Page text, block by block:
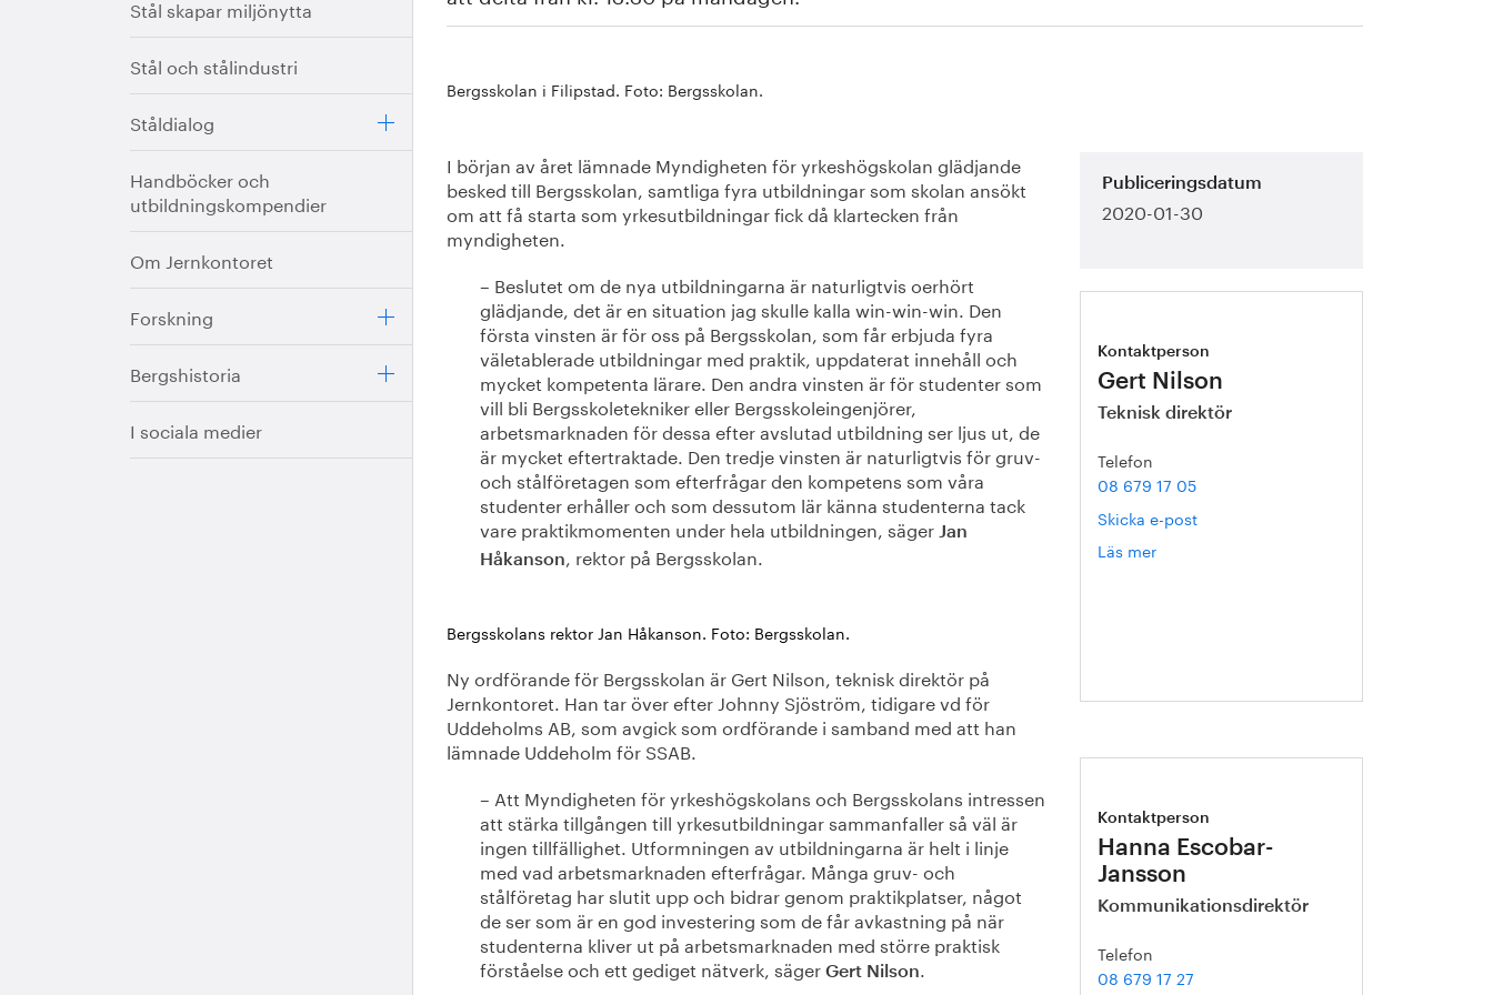
Stål skapar miljönytta
Stål och stålindustri
Ståldialog
Handböcker och
utbildningskompendier
Om Jernkontoret
Forskning
Bergshistoria
I sociala medier
Bergsskolan i Filipstad. Foto: Bergsskolan.
I början av året lämnade Myndigheten för yrkeshögskolan glädjande
besked till Bergsskolan, samtliga fyra utbildningar som skolan ansökt
om att få starta som yrkesutbildningar fick då klartecken från
myndigheten.
– Beslutet om de nya utbildningarna är naturligtvis oerhört
glädjande, det är en situation jag skulle kalla win-win-win. Den
första vinsten är för oss på Bergsskolan, som får erbjuda fyra
väletablerade utbildningar med praktik, uppdaterat innehåll och
mycket kompetenta lärare. Den andra vinsten är för studenter som
vill bli Bergsskoletekniker eller Bergsskoleingenjörer,
arbetsmarknaden för dessa efter avslutad utbildning ser ljus ut, de
är mycket eftertraktade. Den tredje vinsten är naturligtvis för gruv-
och stålföretagen som efterfrågar den kompetens som våra
studenter erhåller och som dessutom lär känna studenterna tack
vare praktikmomenten under hela utbildningen, säger Jan
Håkanson, rektor på Bergsskolan.
Bergsskolans rektor Jan Håkanson. Foto: Bergsskolan.
Ny ordförande för Bergsskolan är Gert Nilson, teknisk direktör på
Jernkontoret. Han tar över efter Johnny Sjöström, tidigare vd för
Uddeholms AB, som avgick som ordförande i samband med att han
lämnade Uddeholm för SSAB.
– Att Myndigheten för yrkeshögskolans och Bergsskolans intressen
att stärka tillgången till yrkesutbildningar sammanfaller så väl är
ingen tillfällighet. Utformningen av utbildningarna är helt i linje
med vad arbetsmarknaden efterfrågar. Många gruv- och
stålföretag har slutit upp och bidrar genom praktikplatser, något
de ser som är en god investering som de får avkastning på när
studenterna kliver ut på arbetsmarknaden med större praktisk
förståelse och ett gediget nätverk, säger Gert Nilson.
Publiceringsdatum
2020-01-30
Kontaktperson
Gert Nilson
Teknisk direktör
Telefon
08 679 17 05
Skicka e-post
Läs mer
Kontaktperson
Hanna Escobar-
Jansson
Kommunikationsdirektör
Telefon
08 679 17 27